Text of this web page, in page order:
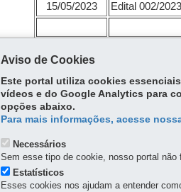
15/05/2023
Edital 002/
Fa
ce
Tw
Aviso de Cookies
Este portal utiliza cookies
vídeos e do Google Analytics para
opções abaixo.
Para mais informações, acesse
Necessários
Sem esse tipo de cookie, nosso portal
Estatísticos
Esses cookies nos ajudam a entender